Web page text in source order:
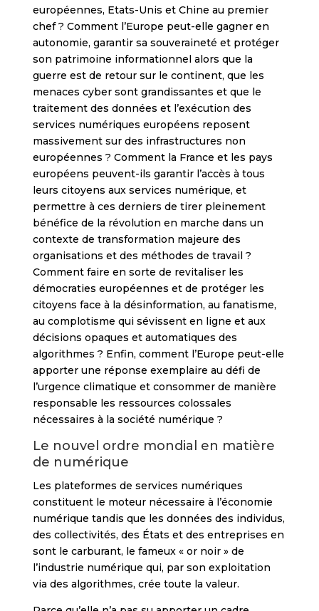
européennes, Etats-Unis et Chine au premier
chef ? Comment l’Europe peut-elle gagner en
autonomie, garantir sa souveraineté et protéger
son patrimoine informationnel alors que la
guerre est de retour sur le continent, que les
menaces cyber sont grandissantes et que le
traitement des données et l’exécution des
services numériques européens reposent
massivement sur des infrastructures non
européennes ? Comment la France et les pays
européens peuvent-ils garantir l’accès à tous
leurs citoyens aux services numérique, et
permettre à ces derniers de tirer pleinement
bénéfice de la révolution en marche dans un
contexte de transformation majeure des
organisations et des méthodes de travail ?
Comment faire en sorte de revitaliser les
démocraties européennes et de protéger les
citoyens face à la désinformation, au fanatisme,
au complotisme qui sévissent en ligne et aux
décisions opaques et automatiques des
algorithmes ? Enfin, comment l’Europe peut-elle
apporter une réponse exemplaire au défi de
l’urgence climatique et consommer de manière
responsable les ressources colossales
nécessaires à la société numérique ?
Le nouvel ordre mondial en matière
de numérique
Les plateformes de services numériques
constituent le moteur nécessaire à l’économie
numérique tandis que les données des individus,
des collectivités, des États et des entreprises en
sont le carburant, le fameux « or noir » de
l’industrie numérique qui, par son exploitation
via des algorithmes, crée toute la valeur.